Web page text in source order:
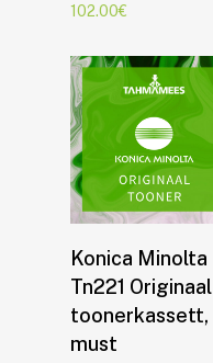
102.00€
Konica Minolta
Tn221 Originaal
toonerkassett,
must